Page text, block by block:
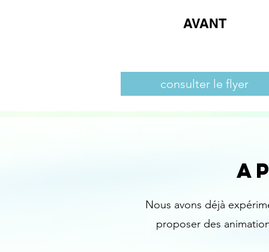
AVANT
consulter le flyer
Nous avons déjà
proposer des